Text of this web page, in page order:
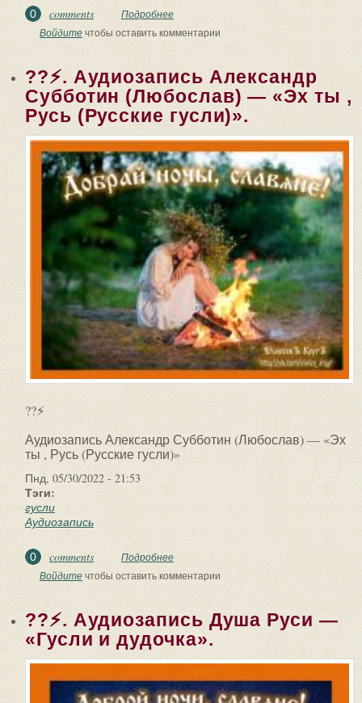
0 comments Подробнее
Субботин (гусли) — «Поглажу
Войдитечтобы оставить комментарии
??⚡. Аудиозапись Александр
Субботин (Любослав) — «Эх ты ,
Русь (Русские гусли)».
??⚡
Аудиозапись Александр Субботин (Любослав) — «Эх
ты , Русь (Русские гусли)»
Пнд, 05/30/2022 - 21:53
Тэги:
гусли
Аудиозапись
0 comments Подробнее
Субботин (Любослав) — «Эх ты , Русь
Войдитечтобы оставить комментарии
??⚡. Аудиозапись Душа Руси —
«Гусли и дудочка».